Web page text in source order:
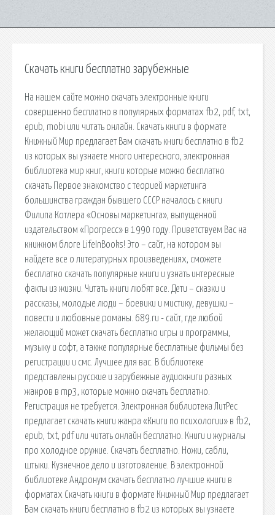
Скачать книги бесплатно зарубежные
На нашем сайте можно скачать электронные книги
совершенно бесплатно в популярных форматах fb2, pdf, txt,
epub, mobi или читать онлайн. Скачать книги в формате
Книжный Мир предлагает Вам скачать книги бесплатно в fb2
из которых вы узнаете много интересного, электронная
библиотека мир книг, книги которые можно бесплатно
скачать Первое знакомство с теорией маркетинга
большинства граждан бывшего СССР началось с книги
Филипа Котлера «Основы маркетинга», выпущенной
издательством «Прогресс» в 1990 году. Приветствуем Вас на
книжном блоге LifeInBooks! Это – сайт, на котором вы
найдете все о литературных произведениях, сможете
бесплатно скачать популярные книги и узнать интересные
факты из жизни. Читать книги любят все. Дети – сказки и
рассказы, молодые люди – боевики и мистику, девушки –
повести и любовные романы. 689.ru - сайт, где любой
желающий может скачать бесплатно игры и программы,
музыку и софт, а также популярные бесплатные фильмы без
регистрации и смс. Лучшее для вас. В библиотеке
представлены русские и зарубежные аудиокниги разных
жанров в mp3, которые можно скачать бесплатно.
Регистрация не требуется. Электронная библиотека ЛитРес
предлагает скачать книги жанра «Книги по психологии» в fb2,
epub, txt, pdf или читать онлайн бесплатно. Книги и журналы
про холодное оружие. Скачать бесплатно. Ножи, сабли,
штыки. Кузнечное дело и изготовление. В электронной
библиотеке Андронум скачать бесплатно лучшие книги в
форматах Скачать книги в формате Книжный Мир предлагает
Вам скачать книги бесплатно в fb2 из которых вы узнаете